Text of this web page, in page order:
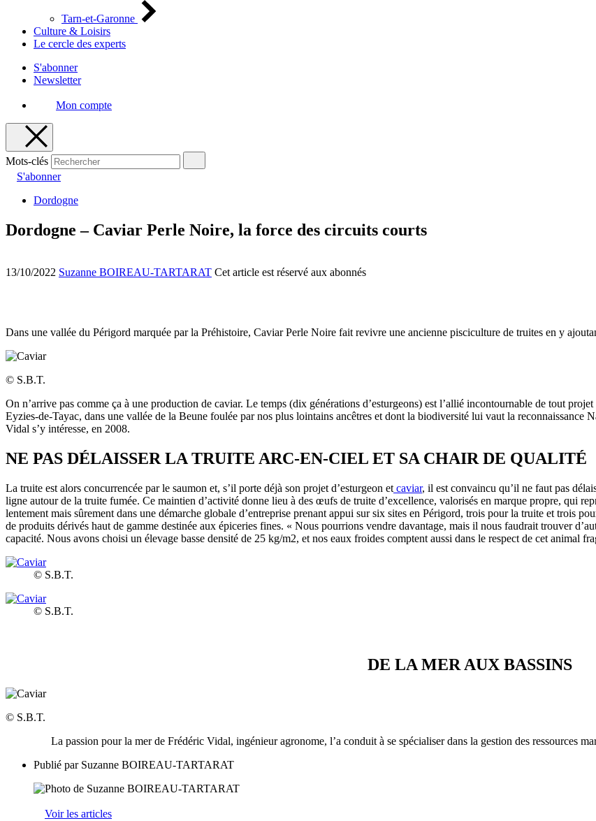
Tarn-et-Garonne
Culture & Loisirs
Le cercle des experts
S'abonner
Newsletter
Mon compte
Mots-clés
S'abonner
Dordogne
Dordogne – Caviar Perle Noire, la force des circuits courts
13/10/2022 Suzanne BOIREAU-TARTARAT Cet article est réservé aux abonnés
Dans une vallée du Périgord marquée par la Préhistoire, Caviar Perle Noire fait revivre une ancienne pisciculture de truites en y
© S.B.T.
On n’arrive pas comme ça à une production de caviar. Le temps (dix générations d’esturgeons) est l’allié incontournable de tout
Eyzies-de-Tayac, dans une vallée de la Beune foulée par nos plus lointains ancêtres et dont la biodiversité lui vaut la reconnaissance
Vidal s’y intéresse, en 2008.
NE PAS DÉLAISSER LA TRUITE ARC-EN-CIEL ET SA CHAIR DE QUALITÉ
La truite est alors concurrencée par le saumon et, s’il porte déjà son projet d’esturgeon et caviar, il est convaincu qu’il ne faut pas
ligne autour de la truite fumée. Ce maintien d’activité donne lieu à des œufs de truite d’excellence, valorisés en marque propre, qui
lentement mais sûrement dans une démarche globale d’entreprise prenant appui sur six sites en Périgord, trois pour la truite et trois
de produits dérivés haut de gamme destinée aux épiceries fines. « Nous pourrions vendre davantage, mais il nous faudrait trouver
capacité. Nous avons choisi un élevage basse densité de 25 kg/m2, et nos eaux froides comptent aussi dans le respect de cet animal
© S.B.T.
© S.B.T.
DE LA MER AUX BASSINS
© S.B.T.
La passion pour la mer de Frédéric Vidal, ingénieur agronome, l’a conduit à se spécialiser dans la gestion des ressources
Publié par Suzanne BOIREAU-TARTARAT
Voir les articles